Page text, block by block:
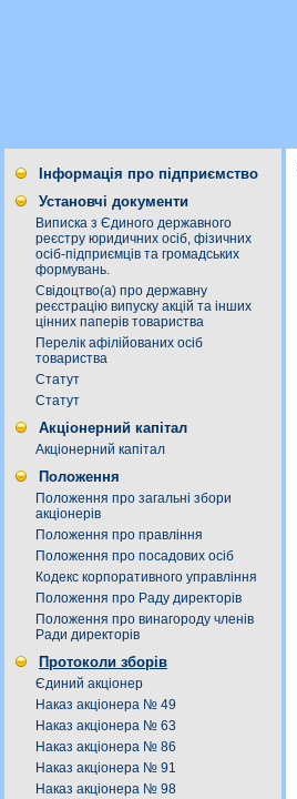
Інформація про підприємство
Установчі документи
Виписка з Єдиного державного
реєстру юридичних осіб, фізичних
осіб-підприємців та громадських
формувань.
Свідоцтво(а) про державну
реєстрацію випуску акцій та інших
цінних паперів товариства
Перелік афілійованих осіб
товариства
Статут
Статут
Акціонерний капітал
Акціонерний капітал
Положення
Положення про загальні збори
акціонерів
Положення про правління
Положення про посадових осіб
Кодекс корпоративного управління
Положення про Раду директорів
Положення про винагороду членів
Ради директорів
Протоколи зборів
Єдиний акціонер
Наказ акціонера № 49
Наказ акціонера № 63
Наказ акціонера № 86
Наказ акціонера № 91
Наказ акціонера № 98